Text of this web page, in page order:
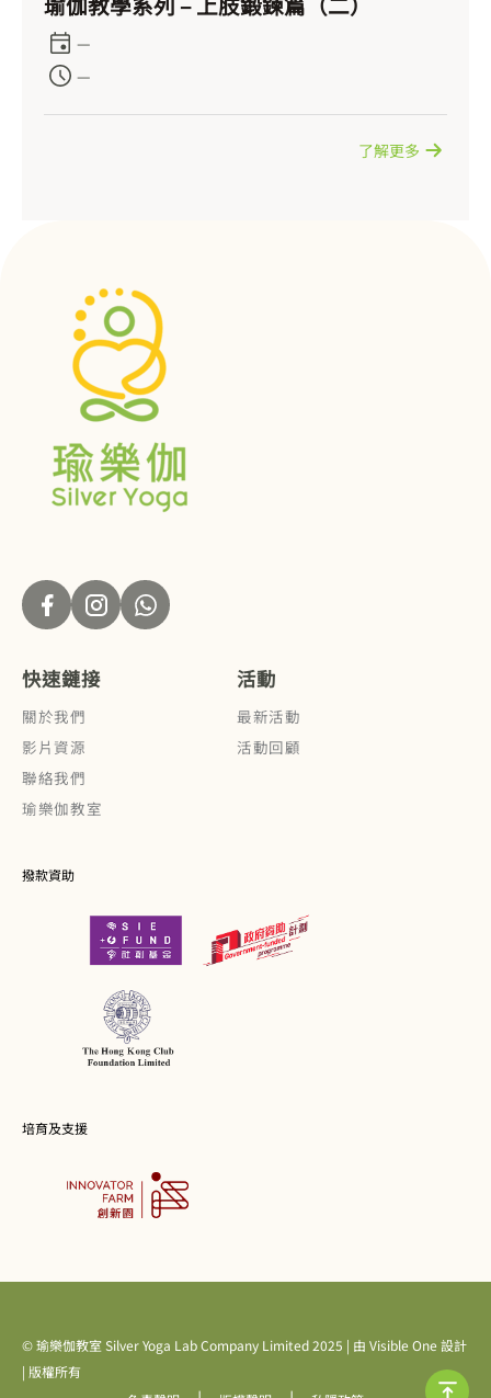
—
—
了解更多
快速鏈接
關於我們
影片資源
聯絡我們
瑜樂伽教室
活動
最新活動
活動回顧
撥款資助
培育及支援
© 瑜樂伽教室 Silver Yoga Lab Company Limited 2025 | 由 Visible One 設計
| 版權所有